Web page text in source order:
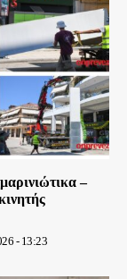
–
- 13:23